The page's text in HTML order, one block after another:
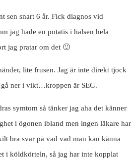
sen snart 6 år. Fick diagnos vid
jag hade en potatis i halsen hela
jag pratar om det 🙂
lite frusen. Jag är inte direkt tjock
ner i vikt…kroppen är SEG.
symtom så tänker jag aha det känner
i ögonen ibland men ingen läkare har
bra svar på vad vad man kan känna
i köldkörteln, så jag har inte kopplat